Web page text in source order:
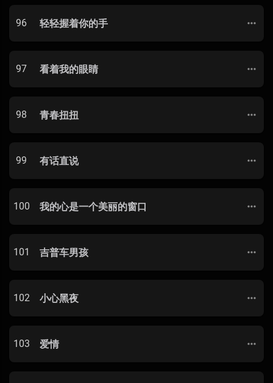
96 轻轻握着你的手
97 看着我的眼睛
98 青春扭扭
99 有话直说
100 我的心是一个美丽的窗口
101 吉普车男孩
102 小心黑夜
103 爱情